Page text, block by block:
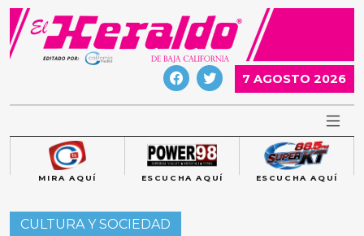
Skip
content
7 AGOSTO 2026
MIRA AQUÍ ESCUCHA AQUÍ ESCUCHA AQUÍ
CULTURA Y SOCIEDAD